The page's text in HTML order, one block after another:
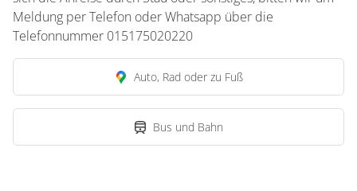
Meldung per Telefon oder Whatsapp über die
Telefonnummer 015175020220
Auto, Rad oder zu Fuß
Bus und Bahn